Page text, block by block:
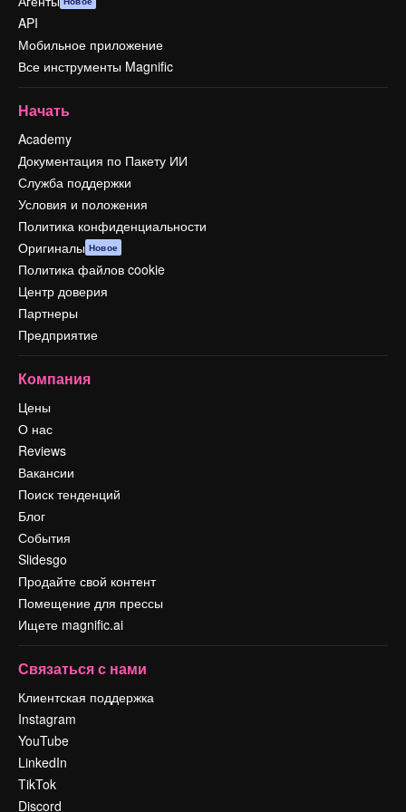
API
Мобильное приложение
Все инструменты Magnific
Начать
Academy
Документация по Пакету ИИ
Служба поддержки
Условия и положения
Политика конфиденциальности
Оригиналы Новое
Политика файлов cookie
Центр доверия
Партнеры
Предприятие
Компания
Цены
О нас
Reviews
Вакансии
Поиск тенденций
Блог
События
Slidesgo
Продайте свой контент
Помещение для прессы
Ищете magnific.ai
Связаться с нами
Клиентская поддержка
Instagram
YouTube
LinkedIn
TikTok
Discord